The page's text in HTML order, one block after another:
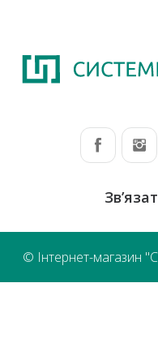
© Інтернет-магазин